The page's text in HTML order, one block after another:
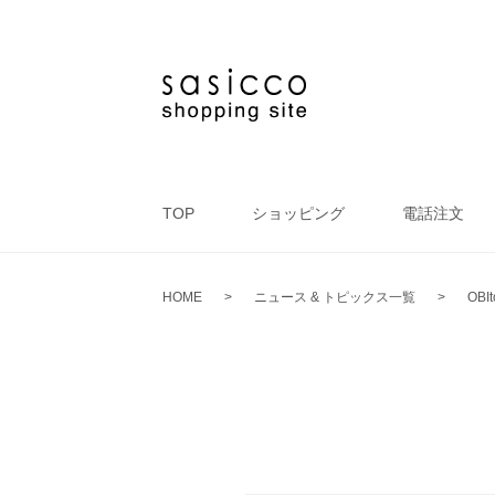
TOP ショッピング 電話注文
HOME > ニュース & トピックス一覧 >